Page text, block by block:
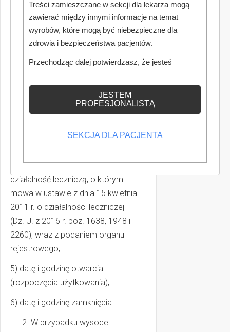
oznakowanie identyfikujące,
które zawiera:
1) kod odpadów medycznych w nim
przechowywanych;
2) nazwę wytwórcy odpadów
medycznych;
3) numer REGON wytwórcy odpadów
4) numer księgi rejestrowej wytwórcy
podmiotów wykonujących
działalność leczniczą, o którym
mowa w ustawie z dnia 15 kwietnia
2011 r. o działalności leczniczej
(Dz. U. z 2016 r. poz. 1638, 1948 i
2260), wraz z podaniem organu
rejestrowego;
5) datę i godzinę otwarcia
(rozpoczęcia użytkowania);
6) datę i godzinę zamknięcia.
W przypadku wysoce
Treści zamieszczane w sekcji dla lekarza mogą
zawierać między innymi informacje na temat
wyrobów, które mogą być niebezpieczne dla
zdrowia i bezpieczeństwa pacjentów.
Przechodząc dalej potwierdzasz, że jesteś
profesjonalistą posiadającym odpowiednią
wiedzę medyczną.
JESTEM
PROFESJONALISTĄ
SEKCJA DLA PACJENTA